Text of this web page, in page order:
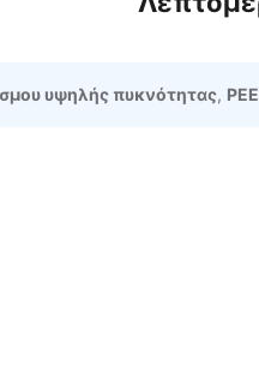
υψηλής πυκνότητας,